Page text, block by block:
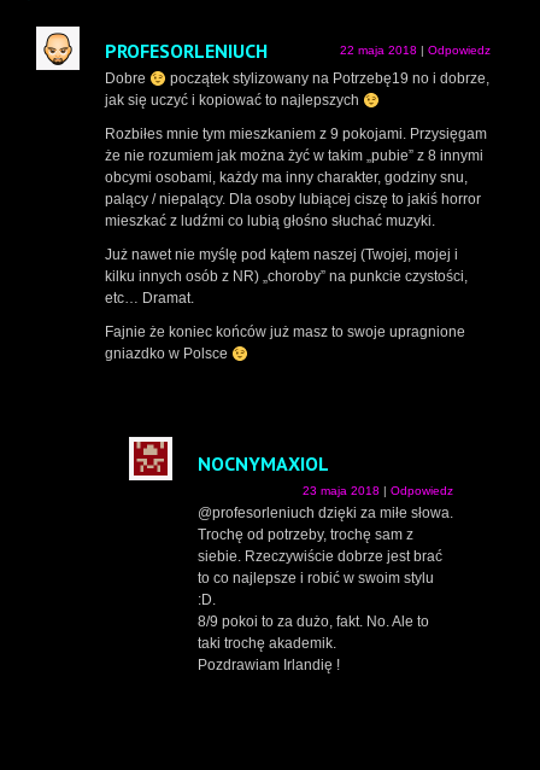
PROFESORLENIUCH 22 maja 2018 Odpowiedz
Dobre
początek stylizowany na Potrzebę19 no i dobrze,
jak się uczyć i kopiować to najlepszych
Rozbiłes mnie tym mieszkaniem z 9 pokojami. Przysięgam
że nie rozumiem jak można żyć w takim „pubie” z 8 innymi
obcymi osobami, każdy ma inny charakter, godziny snu,
palący / niepalący. Dla osoby lubiącej ciszę to jakiś horror
mieszkać z ludźmi co lubią głośno słuchać muzyki.
Już nawet nie myślę pod kątem naszej (Twojej, mojej i
kilku innych osób z NR) „choroby” na punkcie czystości,
etc… Dramat.
Fajnie że koniec końców już masz to swoje upragnione
gniazdko w Polsce
NOCNYMAXIOL
23 maja 2018 Odpowiedz
@profesorleniuch dzięki za miłe słowa.
Trochę od potrzeby, trochę sam z
siebie. Rzeczywiście dobrze jest brać
to co najlepsze i robić w swoim stylu
:D.
8/9 pokoi to za dużo, fakt. No. Ale to
taki trochę akademik.
Pozdrawiam Irlandię !